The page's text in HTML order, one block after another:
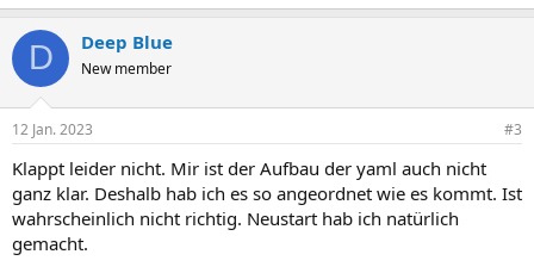
D Deep Blue
New member
12 Jan. 2023 #3
Klappt leider nicht. Mir ist der Aufbau der yaml auch nicht
ganz klar. Deshalb hab ich es so angeordnet wie es kommt. Ist
wahrscheinlich nicht richtig. Neustart hab ich natürlich
gemacht.